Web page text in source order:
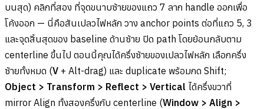
บนสุด) คลิกที่สอง ที่จุดขนาบซ้ายของแถว 7 ลาก handle ออกเพื่อ
โค้งออก — นี่คือสันเปลวไฟหลัก วาง anchor points ต่อที่แถว 5, 3
และจุดสิ้นสุดของ baseline ด้านซ้าย ปิด path โดยย้อนกลับตาม
centerline ขึ้นไป ตอนนี้คุณได้ครึ่งซ้ายของเปลวไฟหลัก เลือกครึ่ง
ซ้ายทั้งหมด (V + Alt-drag) และ duplicate พร้อมกด Shift;
Object > Transform > Reflect > Vertical ได้ครึ่งขวาที่
mirror Align ทั้งสองครึ่งกับ centerline (Window > Align >